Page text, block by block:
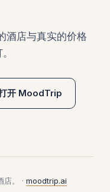
酒店与真实的价格
开 MoodTrip
。 · moodtrip.ai